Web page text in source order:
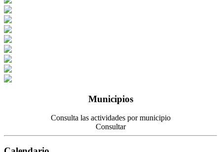
Municipios
Consulta las actividades por municipio
Consultar